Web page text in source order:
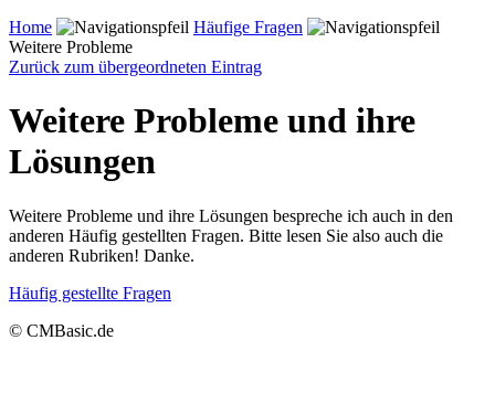
Home
Häufige Fragen
Weitere Probleme
Zurück zum übergeordneten Eintrag
Weitere Probleme und ihre
Lösungen
Weitere Probleme und ihre Lösungen bespreche ich auch in den
anderen Häufig gestellten Fragen. Bitte lesen Sie also auch die
anderen Rubriken! Danke.
Häufig gestellte Fragen
© CMBasic.de